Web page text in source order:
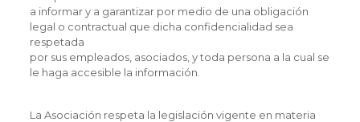
a informar y a garantizar por medio de una obligación
legal o contractual que dicha confidencialidad sea
respetada
por sus empleados, asociados, y toda persona a la cual se
le haga accesible la información.
La Asociación respeta la legislación vigente en materia